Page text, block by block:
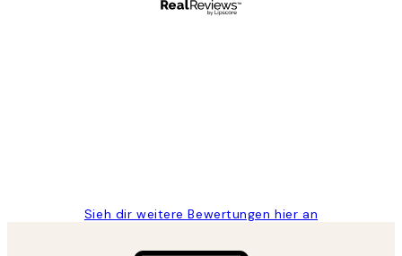
Sieh dir weitere Bewertungen hier an